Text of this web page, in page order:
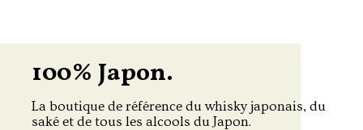
100% Japon.
La boutique de référence du whisky japonais, du
saké et de tous les alcools du Japon.